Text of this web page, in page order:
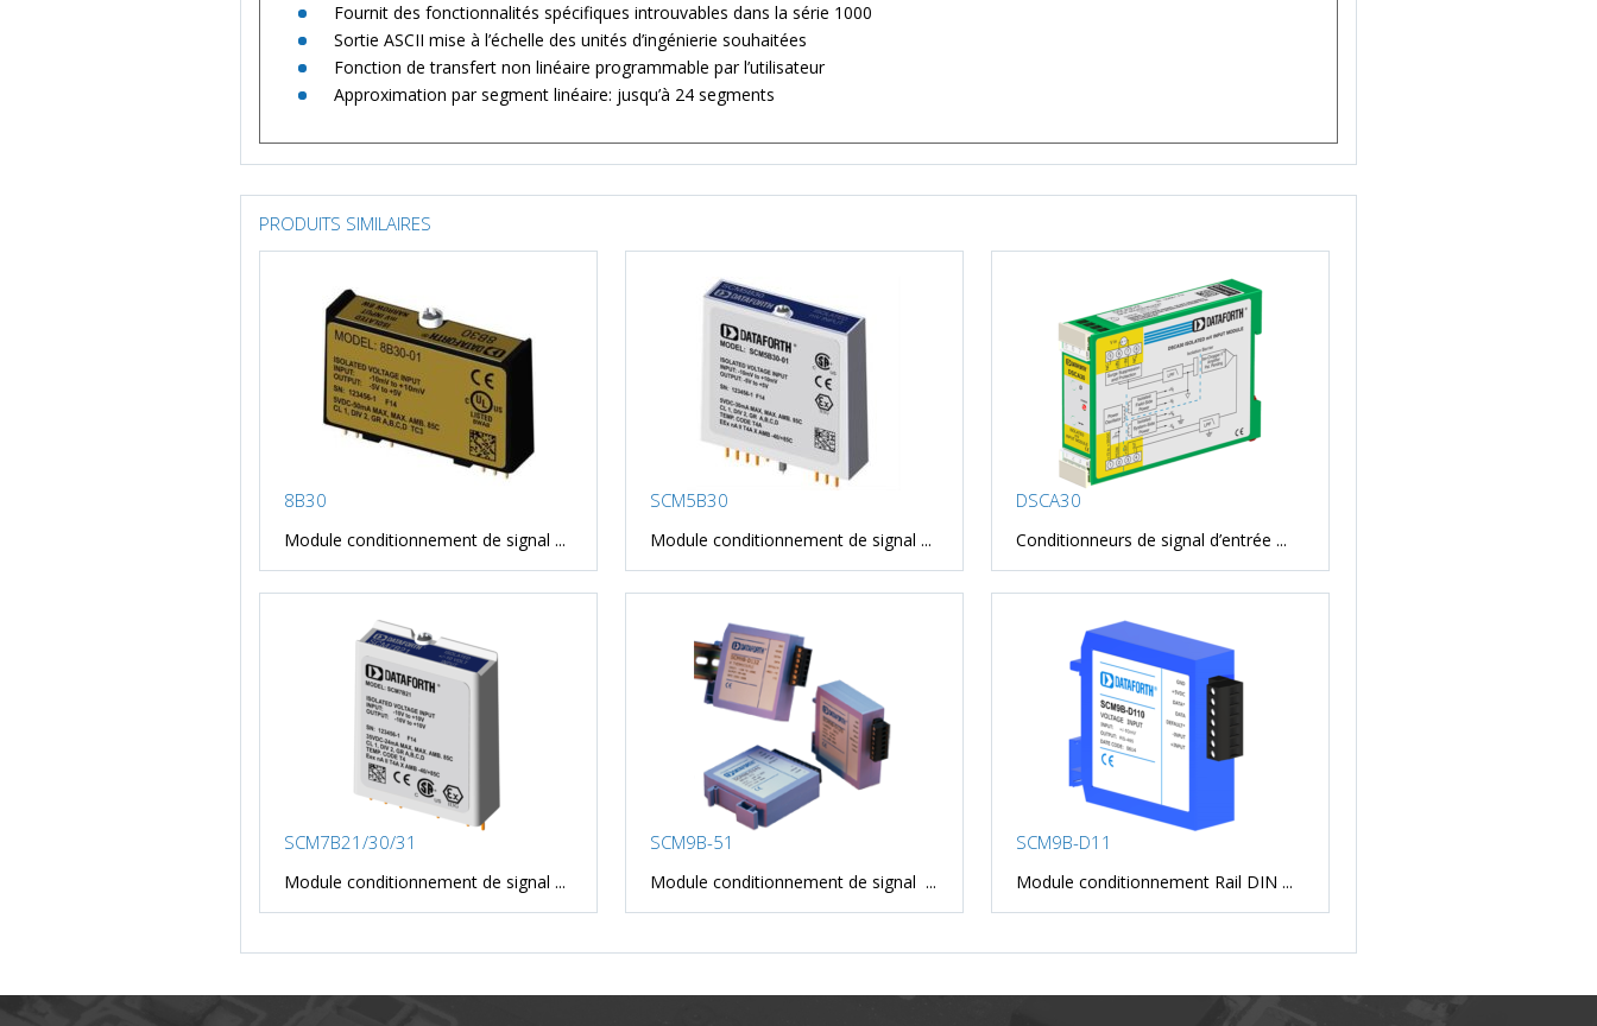
Fournit des fonctionnalités spécifiques introuvables dans la série 1000
Sortie ASCII mise à l’échelle des unités d’ingénierie souhaitées
Fonction de transfert non linéaire programmable par l’utilisateur
Approximation par segment linéaire: jusqu’à 24 segments
PRODUITS SIMILAIRES
8B30
Module conditionnement de signal ...
SCM5B30
Module conditionnement de signal ...
DSCA30
Conditionneurs de signal d’entrée ...
SCM7B21/30/31
Module conditionnement de signal ...
SCM9B-51
Module conditionnement de signal ...
SCM9B-D11
Module conditionnement Rail DIN ...